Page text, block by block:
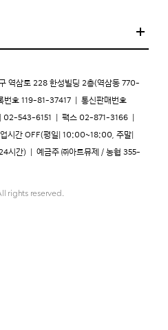
역삼로 228 한성빌딩 2층(역삼동 770-
번호 119-81-37417 통신판매번호
02-543-6151 팩스 02-871-3166
시간 OFF(평일| 10:00~18:00, 주말|
시간) 예금주 ㈜아트뮤제 / 농협 355-
rights reserved.